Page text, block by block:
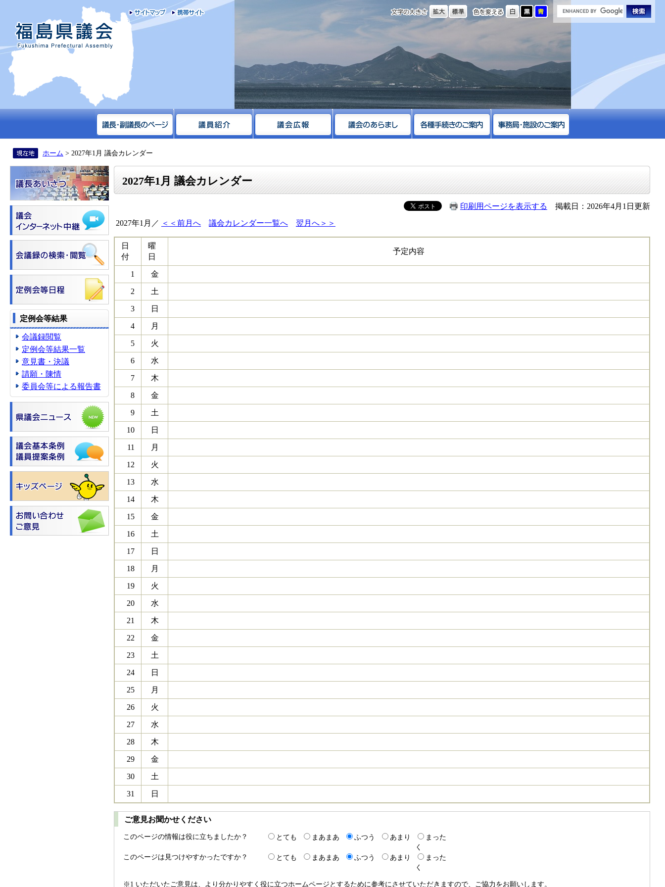
福島県議会
サイトマップ携帯サイト 色を変える
文字の大きさ
ホーム > 2027年1月 議会カレンダー
定例会等結果
会議録閲覧
定例会等結果一覧
意見書・決議
請願・陳情
委員会等による報告書
2027年1月 議会カレンダー
印刷用ページを表示する
掲載日：2026年4月1日更新
2027年1月／ ＜＜前月へ 議会カレンダー一覧へ 翌月へ＞＞
日
付
曜
日
予定内容
1 金
2 土
3 日
4 月
5 火
6 水
7 木
8 金
9 土
10 日
11 月
12 火
13 水
14 木
15 金
16 土
17 日
18 月
19 火
20 水
21 木
22 金
23 土
24 日
25 月
26 火
27 水
28 木
29 金
30 土
31 日
ご意見お聞かせください
このページの情報は役に立ちましたか？ とても まあまあ ふつう あまり
まった
く
このページは見つけやすかったですか？
とても まあまあ ふつう あまり
まった
く
※1 いただいたご意見は、より分かりやすく役に立つホームページとするために参考にさせていただきますので、ご協力をお願いします。